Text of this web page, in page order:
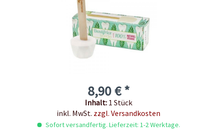
8,90 € *
Inhalt: 1 Stück
inkl. MwSt. zzgl. Versandkosten
Sofort versandfertig. Lieferzeit: 1-2 Werktage.